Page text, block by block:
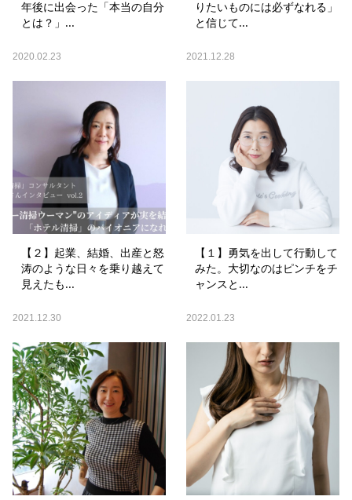
年後に出会った「本当の自分
とは？」...
2020.02.23
りたいものには必ずなれる」
と信じて...
2021.12.28
【２】起業、結婚、出産と怒
涛のような日々を乗り越えて
見えたも...
2021.12.30
【１】勇気を出して行動して
みた。大切なのはピンチをチ
ャンスと...
2022.01.23